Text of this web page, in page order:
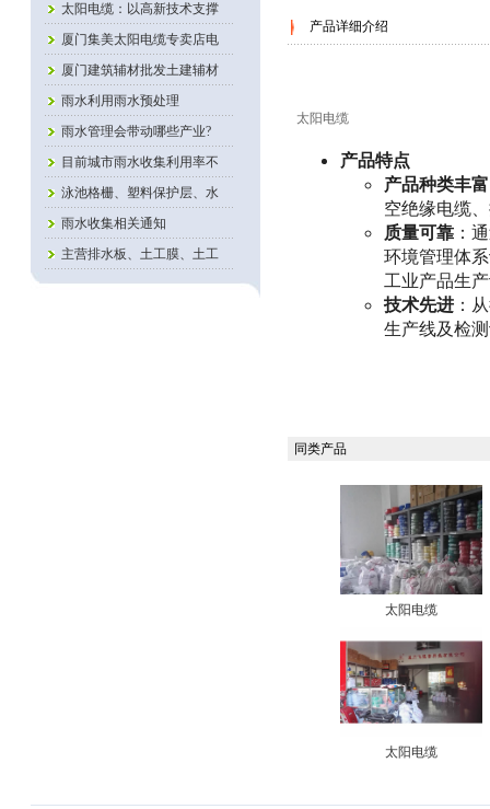
太阳电缆：以高新技术支撑
厦门集美太阳电缆专卖店电
厦门建筑辅材批发土建辅材
雨水利用雨水预处理
雨水管理会带动哪些产业?
目前城市雨水收集利用率不
泳池格栅、塑料保护层、水
雨水收集相关通知
主营排水板、土工膜、土工
产品详细介绍
太阳电缆
产品特点
产品种类丰富
空绝缘电缆
质量可靠：
环境管理体
工业产品生
技术先进：
生产线及检
同类产品
太阳电缆
太阳电缆